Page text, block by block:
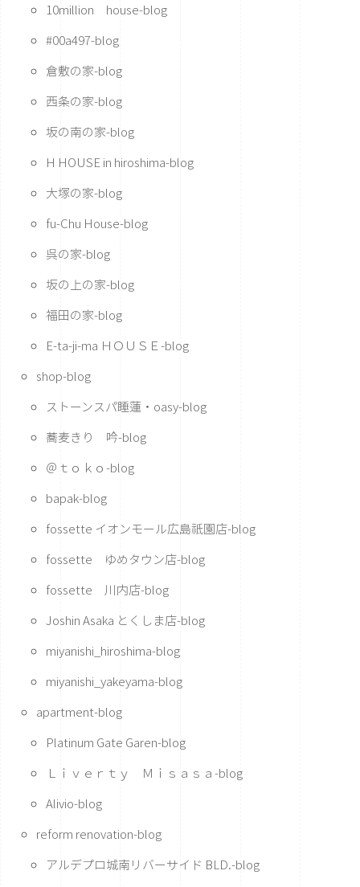
10million house-blog
#00a497-blog
倉敷の家-blog
西条の家-blog
坂の南の家-blog
H HOUSE in hiroshima-blog
大塚の家-blog
fu-Chu House-blog
呉の家-blog
坂の上の家-blog
福田の家-blog
E-ta-ji-ma ＨＯＵＳＥ-blog
shop-blog
ストーンスパ睡蓮・oasy-blog
蕎麦きり 吟-blog
＠ｔｏｋｏ-blog
bapak-blog
fossette イオンモール広島祇園店-blog
fossette ゆめタウン店-blog
fossette 川内店-blog
Joshin Asaka とくしま店-blog
miyanishi_hiroshima-blog
miyanishi_yakeyama-blog
apartment-blog
Platinum Gate Garen-blog
Ｌｉｖｅｒｔｙ Ｍｉｓａｓａ-blog
Alivio-blog
reform renovation-blog
アルデプロ城南リバーサイド BLD.-blog